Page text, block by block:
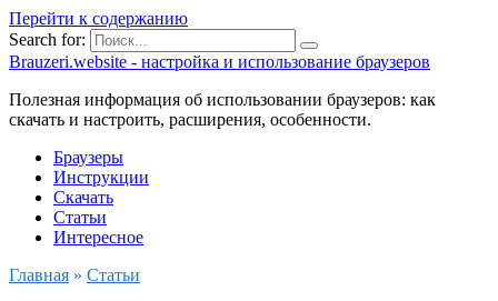
Перейти к содержанию
Search for:
Brauzeri.website - настройка и использование браузеров
Полезная информация об использовании браузеров: как
скачать и настроить, расширения, особенности.
Браузеры
Инструкции
Скачать
Статьи
Интересное
Главная » Статьи